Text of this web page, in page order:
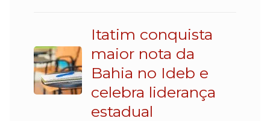
Itatim conquista
maior nota da
Bahia no Ideb e
celebra liderança
estadual